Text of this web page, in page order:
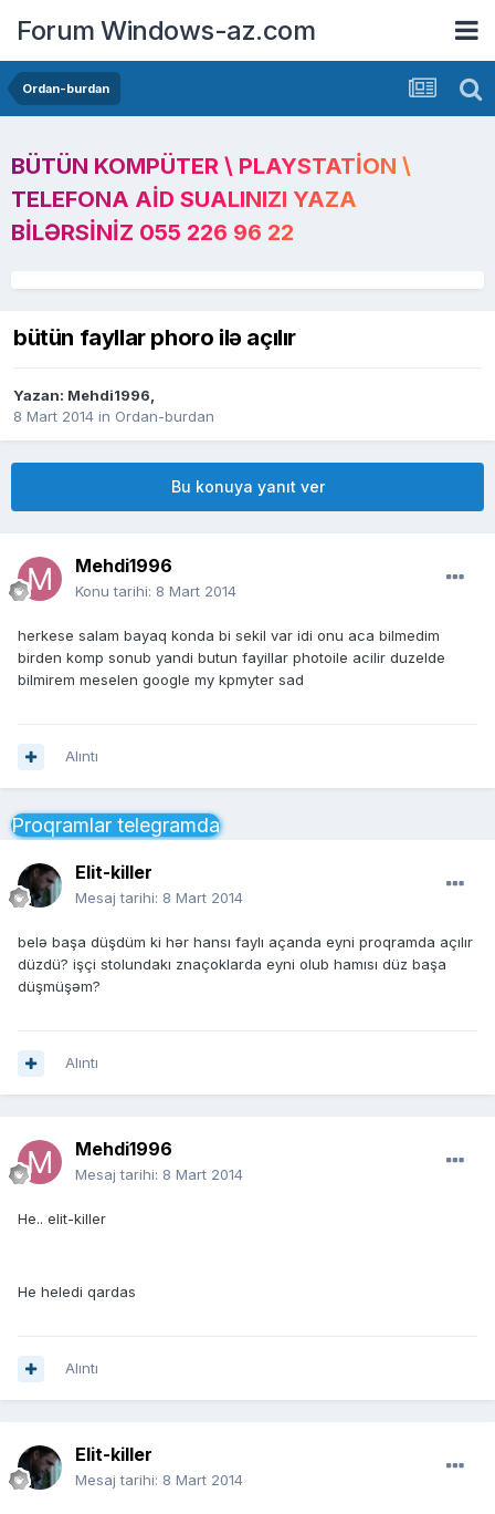
Forum Windows-az.com
Ordan-burdan
BÜTÜN KOMPÜTER \ PLAYSTATION \
TELEFONA AID SUALINIZI YAZA
BILƏRSINIZ 055 226 96 22
bütün fayllar phoro ilə açılır
Yazan: Mehdi1996,
8 Mart 2014 in Ordan-burdan
Bu konuya yanıt ver
Mehdi1996
Konu tarihi: 8 Mart 2014
herkese salam bayaq konda bi sekil var idi onu aca bilmedim
birden komp sonub yandi butun fayillar photoile acilir duzelde
bilmirem meselen google my kpmyter sad
Alıntı
Proqramlar telegramda
Elit-killer
Mesaj tarihi: 8 Mart 2014
belə başa düşdüm ki hər hansı faylı açanda eyni proqramda açılır
düzdü? işçi stolundakı znaçoklarda eyni olub hamısı düz başa
düşmüşəm?
Alıntı
Mehdi1996
Mesaj tarihi: 8 Mart 2014
He.. elit-killer
He heledi qardas
Alıntı
Elit-killer
Mesaj tarihi: 8 Mart 2014